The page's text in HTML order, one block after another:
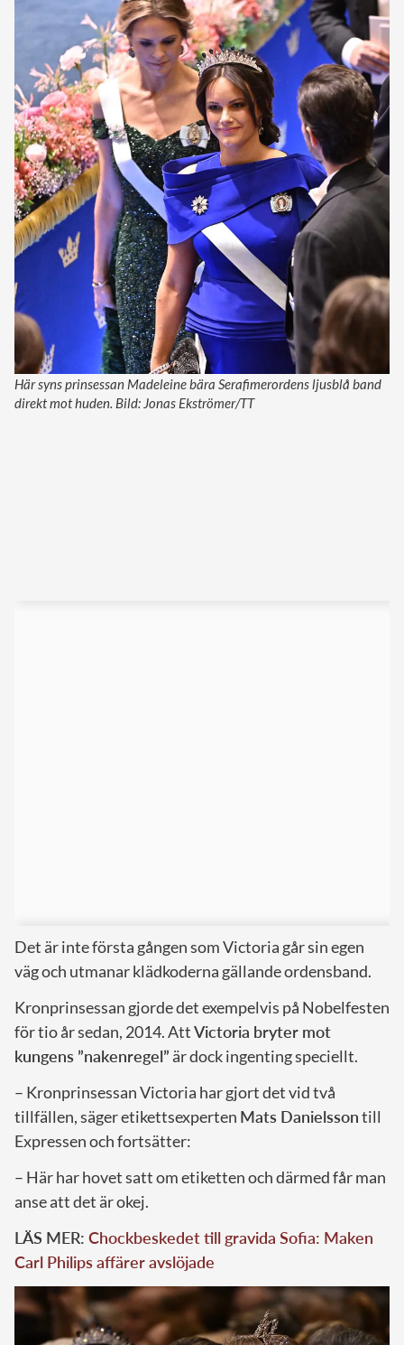
Här syns prinsessan Madeleine bära Serafimerordens ljusblå band
direkt mot huden. Bild: Jonas Ekströmer/TT
Det är inte första gången som Victoria går sin egen
väg och utmanar klädkoderna gällande ordensband.
Kronprinsessan gjorde det exempelvis på Nobelfesten
för tio år sedan, 2014. AttVictoria bryter mot
kungens ”nakenregel” är dock ingenting speciellt.
– Kronprinsessan Victoria har gjort det vid två
tillfällen, säger etikettsexperten Mats Danielssontill
Expressen och fortsätter:
– Här har hovet satt om etiketten och därmed får man
anse att det är okej.
LÄS MER: Chockbeskedet till gravida Sofia: Maken
Carl Philips affärer avslöjade